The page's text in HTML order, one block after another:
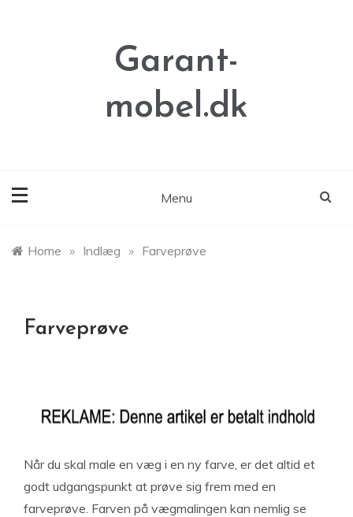
Garant-
mobel.dk
Menu
Home » Indlæg » Farveprøve
Farveprøve
Når du skal male en væg i en ny farve, er det altid et
godt udgangspunkt at prøve sig frem med en
farveprøve. Farven på vægmalingen kan nemlig se